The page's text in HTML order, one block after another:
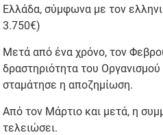
Ελλάδα, σύμφωνα με τον
3.750€)
Μετά από ένα χρόνο, τον
δραστηριότητα του Οργανισμού
σταμάτησε η αποζημίωση.
Από τον Μάρτιο και μετά, η
τελειώσει.